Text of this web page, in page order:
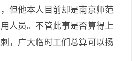
但他本人目前却是南京师范
人员。不管此事是否算得上
，广大临时工们总算可以扬